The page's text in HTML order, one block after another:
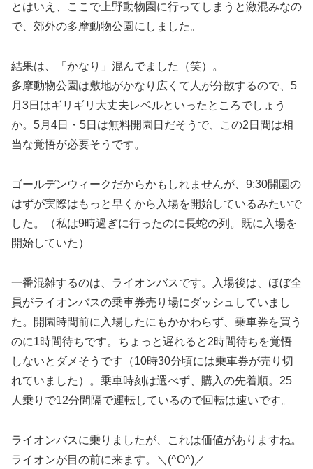
とはいえ、ここで上野動物園に行ってしまうと激混みなの
で、郊外の多摩動物公園にしました。
結果は、「かなり」混んでました（笑）。
多摩動物公園は敷地がかなり広くて人が分散するので、5
月3日はギリギリ大丈夫レベルといったところでしょう
か。5月4日・5日は無料開園日だそうで、この2日間は相
当な覚悟が必要そうです。
ゴールデンウィークだからかもしれませんが、9:30開園の
はずが実際はもっと早くから入場を開始しているみたいで
した。（私は9時過ぎに行ったのに長蛇の列。既に入場を
開始していた）
一番混雑するのは、ライオンバスです。入場後は、ほぼ全
員がライオンバスの乗車券売り場にダッシュしていまし
た。開園時間前に入場したにもかかわらず、乗車券を買う
のに1時間待ちです。ちょっと遅れると2時間待ちを覚悟
しないとダメそうです（10時30分頃には乗車券が売り切
れていました）。乗車時刻は選べず、購入の先着順。25
人乗りで12分間隔で運転しているので回転は速いです。
ライオンバスに乗りましたが、これは価値がありますね。
ライオンが目の前に来ます。＼(^O^)／